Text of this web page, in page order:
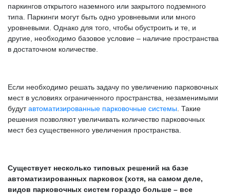
паркингов открытого наземного или закрытого подземного
типа. Паркинги могут быть одно уровневыми или много
уровневыми. Однако для того, чтобы обустроить и те, и
другие, необходимо базовое условие – наличие пространства
в достаточном количестве.
Если необходимо решать задачу по увеличению парковочных
мест в условиях ограниченного пространства, незаменимыми
будутавтоматизированные парковочные системы . Такие
решения позволяют увеличивать количество парковочных
мест без существенного увеличения пространства.
Существует несколько типовых решений на базе
автоматизированных парковок (хотя, на самом деле,
видов парковочных систем гораздо больше – все